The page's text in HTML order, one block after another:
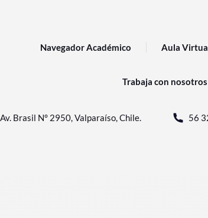
Navegador Académico Aula
Trabaja con nosotros
Av. Brasil N° 2950, Valparaíso, Chile. 56